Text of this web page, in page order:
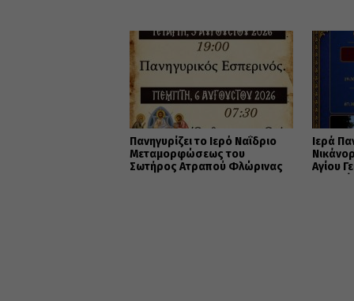
Πανηγυρίζει το Ιερό Ναΐδριο
Μεταμορφώσεως του
Σωτήρος Ατραπού Φλώρινας
Ιερά
Αγίου